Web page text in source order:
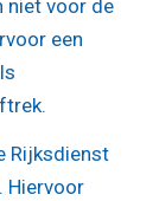
niet voor de
een
Rijksdienst
Hiervoor